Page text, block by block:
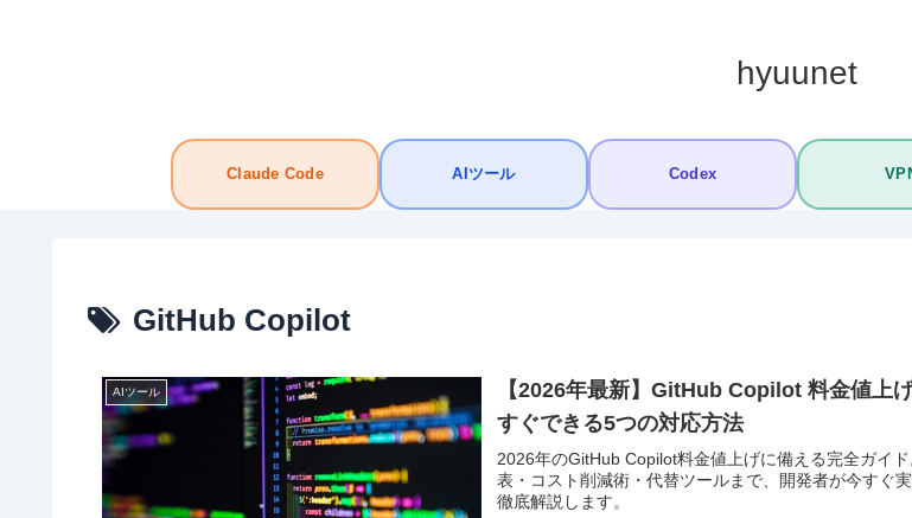
hyuunet
Claude Code AIツール Codex
GitHub Copilot
AIツール
【2026年最新】GitHub Copilot 料金値上
すぐできる5つの対応方法
2026年のGitHub Copilot料金値上げに備える完全ガイ
表・コスト削減術・代替ツールまで、開発者が今すぐ
徹底解説します。